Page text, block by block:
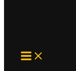
MAIN